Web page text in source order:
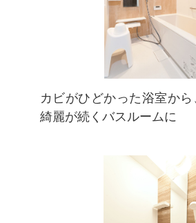
カビがひどかった浴室から
綺麗が続くバスルームに